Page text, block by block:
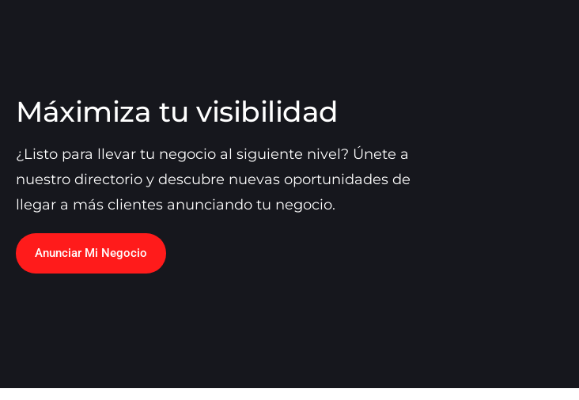
Máximiza tu visibilidad
¿Listo para llevar tu negocio al siguiente nivel? Únete a
nuestro directorio y descubre nuevas oportunidades de
llegar a más clientes anunciando tu negocio.
Anunciar Mi Negocio